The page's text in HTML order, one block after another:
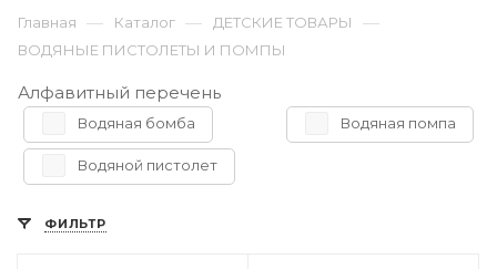
Главная — Каталог — ДЕТСКИЕ ТОВАРЫ —
ВОДЯНЫЕ ПИСТОЛЕТЫ И ПОМПЫ
Алфавитный перечень
Водяная бомба Водяная помпа
Водяной пистолет
ФИЛЬТР